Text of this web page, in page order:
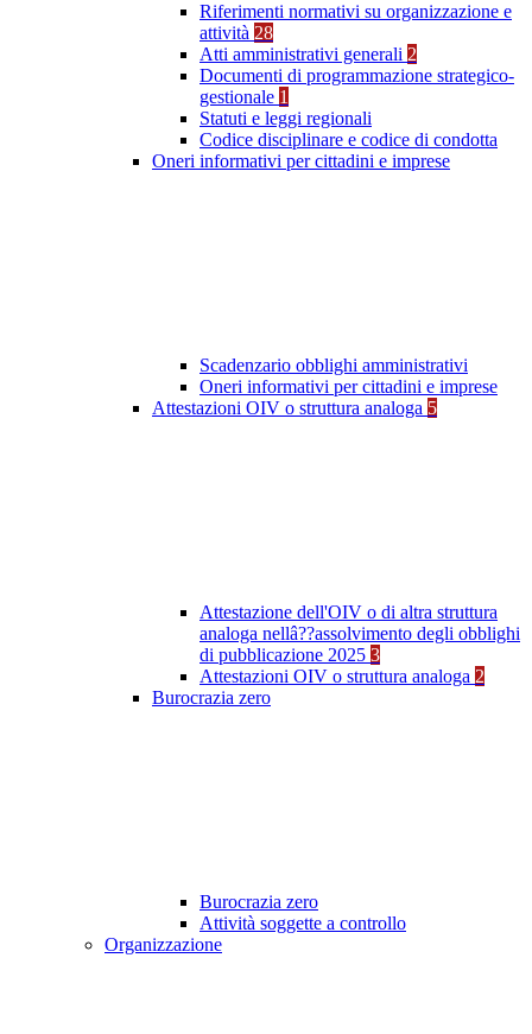
Riferimenti normativi su organizzazione e
attività 28
Atti amministrativi generali 2
Documenti di programmazione strategico-
gestionale 1
Statuti e leggi regionali
Codice disciplinare e codice di condotta
Oneri informativi per cittadini e imprese
Scadenzario obblighi amministrativi
Oneri informativi per cittadini e imprese
Attestazioni OIV o struttura analoga 5
Attestazione dell'OIV o di altra struttura
analoga nellâ??assolvimento degli obblighi
di pubblicazione 2025 3
Attestazioni OIV o struttura analoga 2
Burocrazia zero
Burocrazia zero
Attività soggette a controllo
Organizzazione